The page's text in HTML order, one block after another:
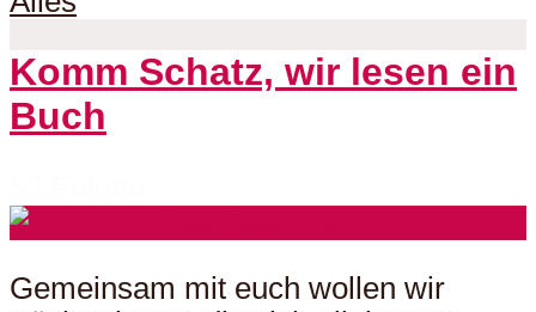
Komm Schatz, wir lesen ein
Buch
Gemeinsam mit euch wollen wir